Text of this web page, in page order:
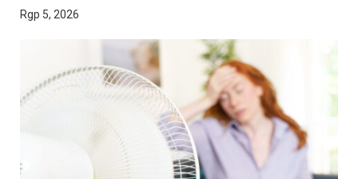
Rgp 5, 2026